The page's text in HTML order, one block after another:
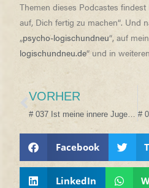
Themen dieses Podcastes
auf, Dich fertig zu machen“. Und
„psycho-logischundneu“, auf
logischundneu.de“ und in
VORHER
# 037 Ist meine innere Jugendliche ein Emo-Monster?!
Facebook
LinkedIn